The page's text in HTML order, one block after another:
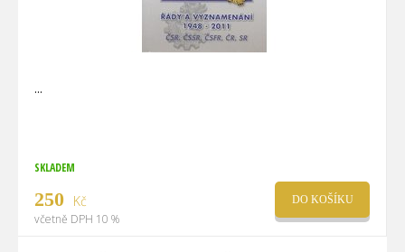
SKLADEM
250 Kč
včetně DPH 10 %
DO KOŠÍKU